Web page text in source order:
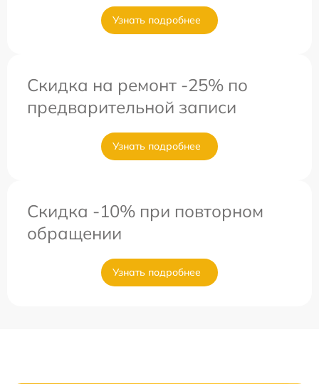
Узнать подробнее
Скидка на ремонт -25% по
предварительной записи
Узнать подробнее
Скидка -10% при повторном
обращении
Узнать подробнее